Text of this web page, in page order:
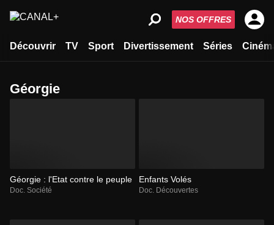
Découvrir TV Sport Divertissement Séries
NOS OFFRES
Géorgie
Géorgie : l'Etat contre le peuple
Doc. Société
Enfants Volés
Doc. Découvertes